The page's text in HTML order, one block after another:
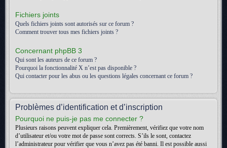
Fichiers joints
Quels fichiers joints sont autorisés sur ce forum ?
Comment trouver tous mes fichiers joints ?
Concernant phpBB 3
Qui sont les auteurs de ce forum ?
Pourquoi la fonctionnalité X n’est pas disponible ?
Qui contacter pour les abus ou les questions légales concernant ce forum ?
Problèmes d’identification et d’inscription
Pourquoi ne puis-je pas me connecter ?
Plusieurs raisons peuvent expliquer cela. Premièrement, vérifiez que votre nom
d’utilisateur et/ou votre mot de passe sont corrects. S’ils le sont, contactez
l’administrateur pour vérifier que vous n’avez pas été banni. Il est possible aussi